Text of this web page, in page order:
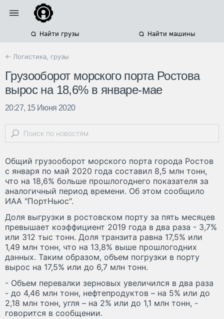
Найти грузы Найти машины
← Логистика, грузы
Грузооборот морского порта Ростова
вырос на 18,6% в январе-мае
20:27, 15 Июня 2020
Общий грузооборот морского порта города Ростов
с января по май 2020 года составил 8,5 млн тонн,
что на 18,6% больше прошлогоднего показателя за
аналогичный период времени. Об этом сообщило
ИАА "ПортНьюс".
Доля выгрузки в ростовском порту за пять месяцев
превышает коэффициент 2019 года в два раза - 3,7%
или 312 тыс тонн. Доля транзита равна 17,5% или
1,49 млн тонн, что на 13,8% выше прошлогодних
данных. Таким образом, объем погрузки в порту
вырос на 17,5% или до 6,7 млн тонн.
- Объем перевалки зерновых увеличился в два раза
- до 4,46 млн тонн, нефтепродуктов – на 5% или до
2,18 млн тонн, угля – на 2% или до 1,1 млн тонн, -
говорится в сообщении.